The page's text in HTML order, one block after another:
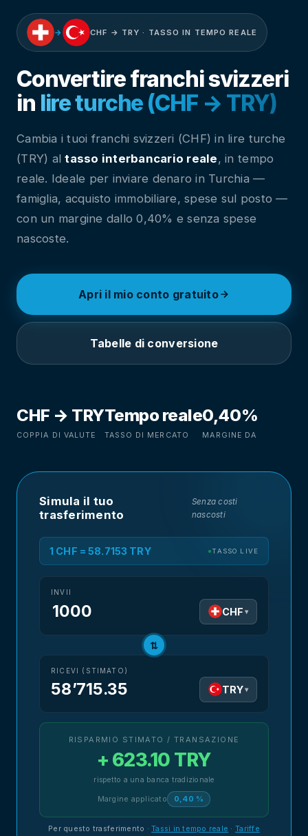
→ CHF → TRY · TASSO IN TEMPO REALE
Convertire franchi svizzeri
in lire turche (CHF → TRY)
Cambia i tuoi franchi svizzeri (CHF) in lire turche
(TRY) altasso interbancario reale, in tempo
reale. Ideale per inviare denaro in Turchia —
famiglia, acquisto immobiliare, spese sul posto —
con un margine dallo 0,40% e senza spese
nascoste.
Apri il mio conto gratuito
Tabelle di conversione
CHF → TRY
COPPIA DI VALUTE
Tempo reale
TASSO DI MERCATO
0,40%
MARGINE DA
Simula il tuo
trasferimento
Senza costi
nascosti
1 CHF = 58.7153 TRY TASSO LIVE
INVII
CHF ▾
⇅
RICEVI (STIMATO)
58’715.35 TRY▾
RISPARMIO STIMATO / TRANSAZIONE
+ 623.10 TRY
rispetto a una banca tradizionale
Margine applicato 0,40 %
Per questo trasferimento ·Tassi in tempo reale ·Tariffe